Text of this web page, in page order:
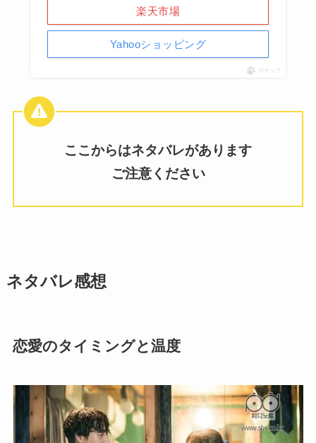
楽天市場
Yahooショッピング
ポチップ
ここからはネタバレがあります
ご注意ください
ネタバレ感想
恋愛のタイミングと温度